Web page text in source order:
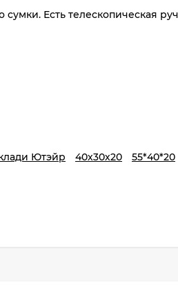
Есть телескопическая
Ютэйр 40х30х20 55*40*20